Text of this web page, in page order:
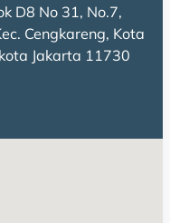
D8 No 31, No.7,
Cengkareng, Kota
Jakarta 11730